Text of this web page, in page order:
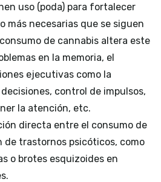
uso (poda) para fortalecer
más necesarias que se siguen
de cannabis altera este
en la memoria, el
ejecutivas como la
control de impulsos,
la atención, etc.
directa entre el consumo de
de trastornos psicóticos, como
o brotes esquizoides en